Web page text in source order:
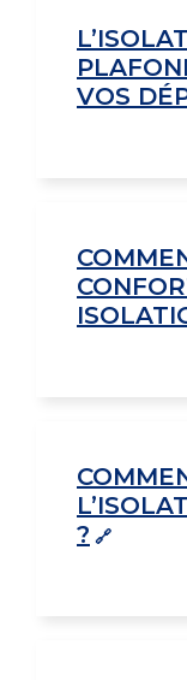
VOS
?